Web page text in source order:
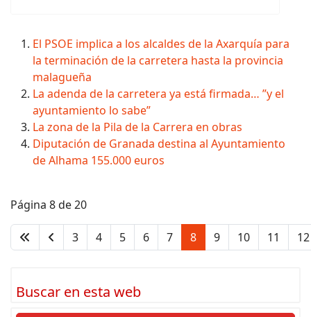
El PSOE implica a los alcaldes de la Axarquía para
la terminación de la carretera hasta la provincia
malagueña
La adenda de la carretera ya está firmada… ”y el
ayuntamiento lo sabe”
La zona de la Pila de la Carrera en obras
Diputación de Granada destina al Ayuntamiento
de Alhama 155.000 euros
Página 8 de 20
3 4 5 6 7 8 9 10 11 12
Buscar en esta web